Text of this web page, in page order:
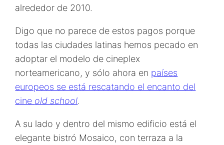
alrededor de 2010.
Digo que no parece de estos pagos porque
todas las ciudades latinas hemos pecado en
adoptar el modelo de cineplex
norteamericano, y sólo ahora en países
europeos se está rescatando el encanto del
cine old school.
A su lado y dentro del mismo edificio está el
elegante bistró Mosaico, con terraza a la